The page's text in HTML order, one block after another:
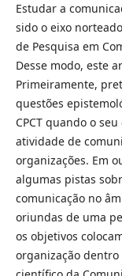
Estudar a
sido o eixo
de Pesquisa em
Desse modo, este
Primeiramente,
questões
CPCT quando o
atividade de
organizações. Em
algumas pistas
comunicação no
oriundas de uma
os objetivos
organização